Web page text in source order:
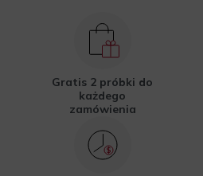
Gratis 2 próbki do
każdego
zamówienia